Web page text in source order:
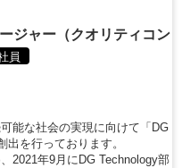
ジャー（クオリティコン
員
能な社会の実現に向けて「DG
を行っております。
2021年9月にDG Technology部